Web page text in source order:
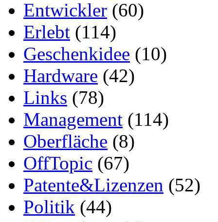
Entwickler (60)
Erlebt (114)
Geschenkidee (10)
Hardware (42)
Links (78)
Management (114)
Oberfläche (8)
OffTopic (67)
Patente&Lizenzen (52)
Politik (44)